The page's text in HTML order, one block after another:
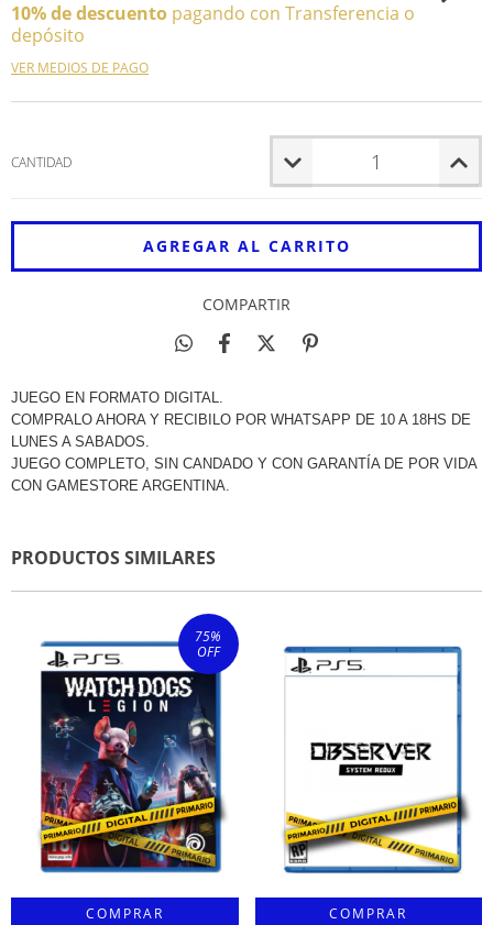
10% de descuento pagando con Transferencia o
depósito
VER MEDIOS DE PAGO
CANTIDAD
COMPARTIR
JUEGO EN FORMATO DIGITAL.
COMPRALO AHORA Y RECIBILO POR WHATSAPP DE 10 A 18HS DE
LUNES A SABADOS.
JUEGO COMPLETO, SIN CANDADO Y CON GARANTÍA DE POR VIDA
CON GAMESTORE ARGENTINA.
PRODUCTOS SIMILARES
75%
OFF